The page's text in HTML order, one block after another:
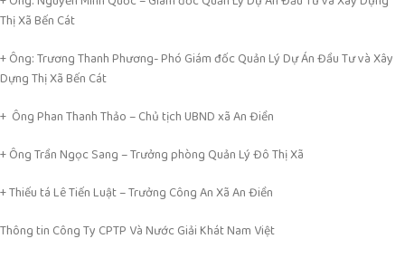
Thị Xã Bến Cát
+ Ông: Trương Thanh Phương- Phó Giám đốc Quản Lý Dự Án Đầu Tư và Xây
Dựng Thị Xã Bến Cát
+ Ông Phan Thanh Thảo – Chủ tịch UBND xã An Điền
+ Ông Trần Ngọc Sang – Trưởng phòng Quản Lý Đô Thị Xã
+ Thiếu tá Lê Tiến Luật – Trưởng Công An Xã An Điền
Thông tin Công Ty CPTP Và Nước Giải Khát Nam Việt